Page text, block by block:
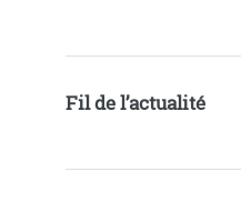
Fil de l’actualité